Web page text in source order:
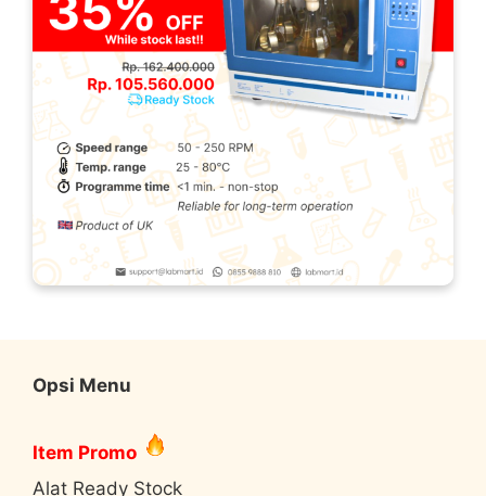
Opsi Menu
Item Promo
Alat Ready Stock